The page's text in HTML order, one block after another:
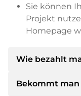
Sie können
Projekt
Homepage
Wie bezahlt
Nach einer
Bekommt man